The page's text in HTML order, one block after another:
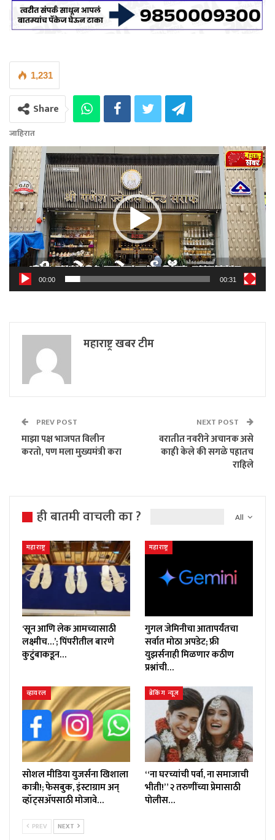
1,231
Share
जाहिरात
Video
Player
00:00 00:31
महाराष्ट्र खबर टीम
PREV POST
माझा पक्ष भाजपत विलीन
करतो, पण मला मुख्यमंत्री करा
NEXT POST
वरातीत नवरीने अचानक असे
काही केले की सगळे पहातच
राहिले
All
ही बातमी वाचली का ?
महाराष्ट्र
‘सून आणि लेक आमच्यासाठी
लक्ष्मीच…’; पिंपरीतील बारणे
कुटुंबाकडून…
महाराष्ट्र
गुगल जेमिनीचा आतापर्यंतचा
सर्वात मोठा अपडेट; फ्री
युझर्सनाही मिळणार कठीण
प्रश्नांची…
व्हायरल
सोशल मीडिया युजर्सना खिशाला
कात्री!; फेसबुक, इंस्टाग्राम अन्
व्हॉट्सॲपसाठी मोजावे…
ब्रेकिंग न्यूज
“ना घरच्यांची पर्वा, ना समाजाची
भीती!” २ तरुणींच्या प्रेमासाठी
पोलीस…
PREV NEXT